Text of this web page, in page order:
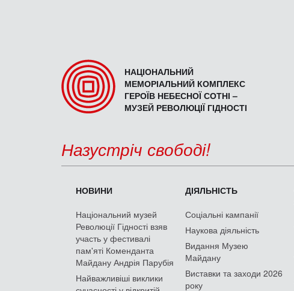
НАЦІОНАЛЬНИЙ
МЕМОРІАЛЬНИЙ КОМПЛЕКС
ГЕРОЇВ НЕБЕСНОЇ СОТНІ –
МУЗЕЙ РЕВОЛЮЦІЇ ГІДНОСТІ
Назустріч свободі!
НОВИНИ
Національний музей
Революції Гідності взяв
участь у фестивалі
пам'яті Коменданта
Майдану Андрія Парубія
Найважливіші виклики
ДІЯЛЬНІСТЬ
Соціальні кампанії
Наукова діяльність
Видання Музею
Майдану
Виставки та заходи 2026
року